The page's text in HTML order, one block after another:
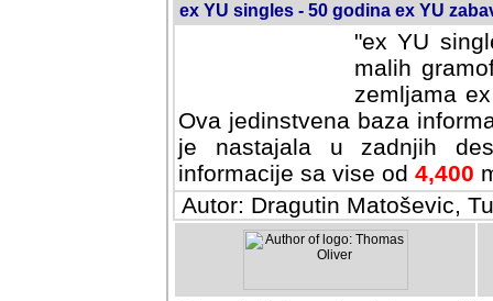
ex YU singles - 50 godina ex YU
"ex YU
malih
zemljama
Ova jedinstvena baza
je nastajala u zadnjih
informacije sa vise od 4,400
Autor: Dragutin Matoševic,